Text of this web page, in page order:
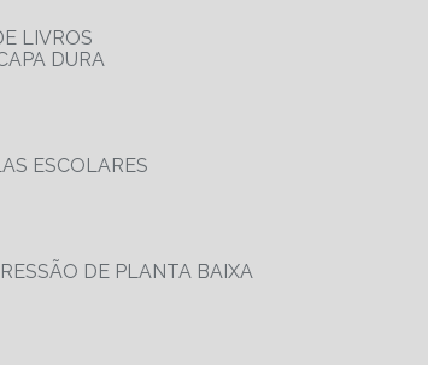
LIVROS
DURA
ESCOLARES
DE PLANTA BAIXA